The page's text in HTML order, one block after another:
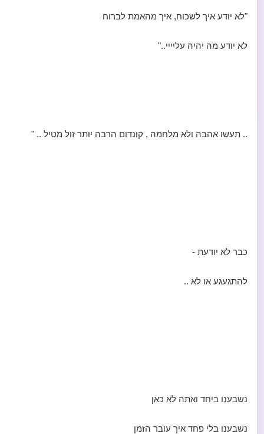
"לא יודע איך לשכוח, איך מהאמת לברוח
לא יודע מה יהיה עליייי.."
.. תעשו אהבה ולא מלחמה , קונדום הרבה יותר זול מטיל .. "
כבר לא יודעת -
להתגעגע או לא ..
נשבענו ביחד ואתה לא כאן
נשבענו בלי פחד איך עובר הזמן